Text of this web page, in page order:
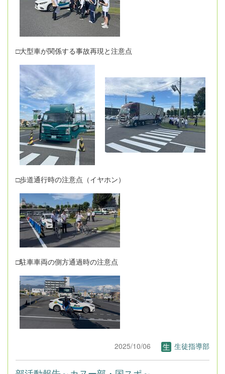
□大型車が関係する事故再現と注意点
□歩道通行時の注意点（イヤホン）
□駐車車両の側方通過時の注意点
2025/10/06 生徒指導部